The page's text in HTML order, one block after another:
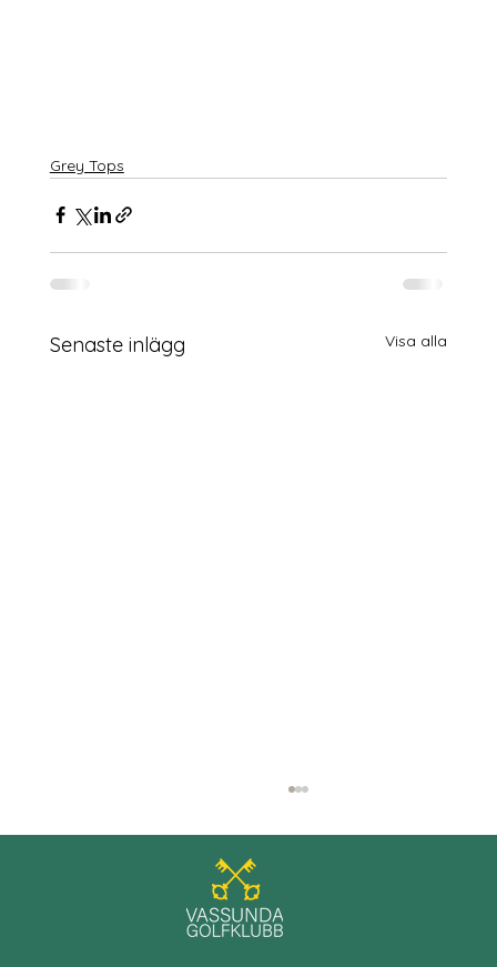
Grey Tops
Senaste inlägg Visa alla